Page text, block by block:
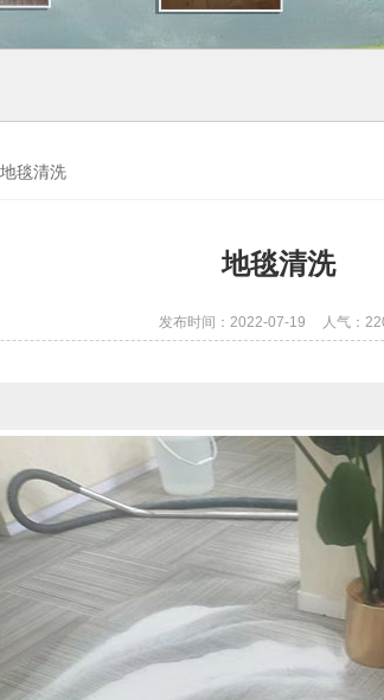
地毯清洗
地毯清洗
发布时间：2022-07-19 人气：